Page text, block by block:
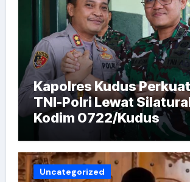
Kapolres Kudus
TNI-Polri Lewat
Kodim 0722/Kudus
Uncategorized